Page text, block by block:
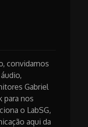
convidamos
Gabriel
para nos
o LabSG,
aqui da